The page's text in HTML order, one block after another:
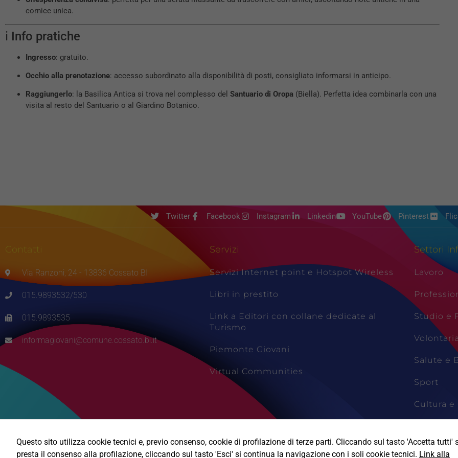
cornice unica.
ℹ Info pratiche
Ingresso: gratuito.
Occhio alla prenotazione: accesso subordinato alla disponibilità di posti, consigliato informarsi in anticipo.
Raggiungerlo: la Basilica Antica si trova nel complesso del Santuario di Oropa (Biella). Perfetta idea combinarla con una
visita al resto del Santuario o al Giardino Botanico.
Twitter Facebook Instagram Linkedin YouTube Pinterest
Contatti
Via Ranzoni, 24 - 13836 Cossato BI
015.9893532/530
015.9893535
informagiovani@comune.cossato.bi.it
Servizi
Servizi Internet point e Hotspot Wireless
Libri in prestito
Link a Editori con collane dedicate al
Turismo
Piemonte Giovani
Virtual Communities
Settori
Lavoro
Studio e
Salute e
Sport
Cultura e
Questo sito utilizza cookie tecnici e, previo consenso, cookie di profilazione di terze parti. Cliccando sul tasto 'Accetta tutti'
presta il consenso alla profilazione, cliccando sul tasto 'Esci' si continua la navigazione con i soli cookie tecnici. Link alla